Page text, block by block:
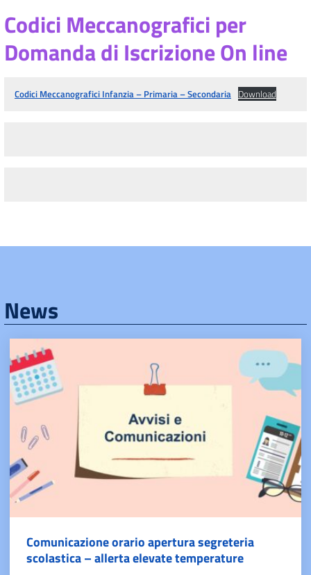
Codici Meccanografici per
Domanda di Iscrizione On line
Codici Meccanografici Infanzia – Primaria – Secondaria Download
News
Comunicazione orario apertura segreteria
scolastica – allerta elevate temperature